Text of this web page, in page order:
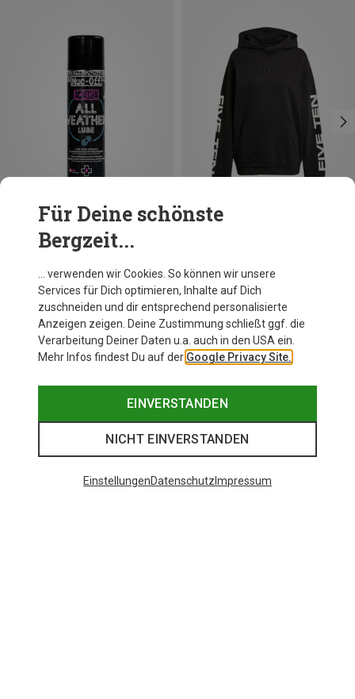
Du sparst 17%
Für Deine schönste
Bergzeit...
… verwenden wir Cookies. So können wir unsere
Services für Dich optimieren, Inhalte auf Dich
zuschneiden und dir entsprechend personalisierte
Anzeigen zeigen. Deine Zustimmung schließt ggf. die
Verarbeitung Deiner Daten u.a. auch in den USA ein.
Mehr Infos findest Du auf der Google Privacy Site.
EINVERSTANDEN
NICHT EINVERSTANDEN
EinstellungenDatenschutz Impressum